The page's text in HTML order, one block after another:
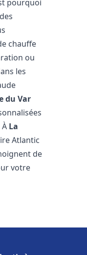
pourquoi
chauffe
ou
les
du Var
La
Atlantic
de
votre